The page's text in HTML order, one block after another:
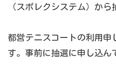
（スポレクシステム）から
都営テニスコートの利用申
す。事前に抽選に申し込ん